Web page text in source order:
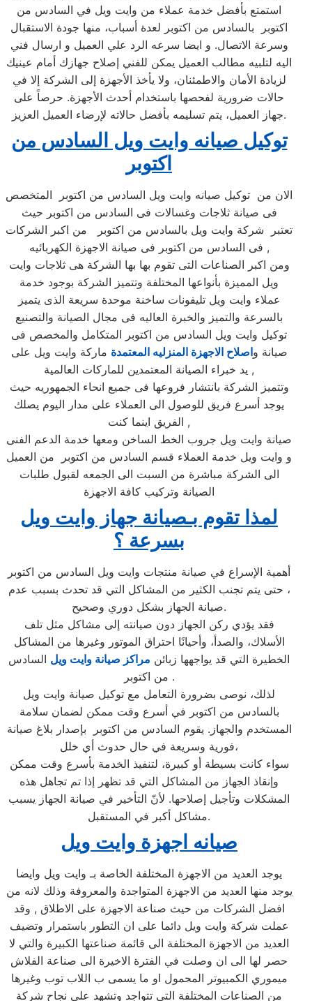
استمتع بأفضل خدمة عملاء من وايت ويل في السادس من
اكتوبر بالسادس من اكتوبر لعدة أسباب، منها جودة الاستقبال
وسرعة الاتصال. و ايضا سرعه الرد علي العميل و ارسال فني
اليه لتلبيه مطالب العميل يمكن للفني إصلاح جهازك أمام عينيك
لزيادة الأمان والاطمئنان، ولا يأخذ الأجهزة إلى الشركة إلا في
حالات ضرورية لفحصها باستخدام أحدث الأجهزة. حرصاً على
جهاز العميل، يتم تسليمه بأفضل حالاته لإرضاء العميل العزيز.
توكيل صيانه وايت ويل السادس من
اكتوبر
الان من توكيل صيانه وايت ويل السادس من اكتوبر المتخصص
فى صيانة ثلاجات وغسالات فى السادس من اكتوبر حيث
تعتبر شركة وايت ويل بالسادس من اكتوبر من اكبر الشركات
فى السادس من اكتوبر فى صيانة الاجهزة الكهربائيه ,
ومن اكبر الصناعات التى تقوم بها بها الشركة هى ثلاجات وايت
ويل المميزة بأنواعها المختلفة وتتميز الشركة بوجود خدمة
عملاء وايت ويل تليفونات ساخنة موحدة سريعة الذى يتميز
بالسرعة والتميز والخبرة العاليه فى مجال الصيانة والتصنيع
توكيل وايت ويل السادس من اكتوبر المتكامل والمخصص فى
صيانة واصلاح الاجهزة المنزليه المعتمدة ماركة وايت ويل على
يد خبراء الصيانة المعتمدين للماركات العالمية ,
وتتميز الشركة بانتشار فروعها فى جميع انحاء الجمهوريه حيث
يوجد أسرع فريق للوصول الى العملاء على مدار اليوم يصلك
الفريق اينما كنت ,
صيانة وايت ويل جروب الخط الساخن ومعها خدمة الدعم الفنى
و وايت ويل خدمة العملاء قسم السادس من اكتوبر من العميل
الى الشركة مباشرة من السبت الى الجمعه لقبول طلبات
الصيانة وتركيب كافة الاجهزة
لمذا تقوم بـصيانة جهاز وايت ويل
بسرعة ؟
أهمية الإسراع في صيانة منتجات وايت ويل السادس من اكتوبر
، حتى يتم تجنب الكثير من المشاكل التي قد تحدث بسبب عدم
صيانة الجهاز بشكل دوري وصحيح.
فقد يؤدي ركن الجهاز دون صيانته إلى مشاكل مثل تلف
الأسلاك، والصدأ، وأحيانًا احتراق الموتور وغيرها من المشاكل
الخطيرة التي قد يواجهها زبائن مراكز صيانة وايت ويل السادس
من اكتوبر .
لذلك، نوصى بضرورة التعامل مع توكيل صيانة وايت ويل
بالسادس من اكتوبر في أسرع وقت ممكن لضمان سلامة
المستخدم والجهاز. يقوم السادس من اكتوبر بإصدار بلاغ صيانة
فورية وسريعة في حال حدوث أي خلل،
سواء كانت بسيطة أو كبيرة، لتنفيذ الخدمة بأسرع وقت ممكن
وإنقاذ الجهاز من المشاكل التي قد تظهر إذا تم تجاهل هذه
المشكلات وتأجيل إصلاحها. لأنّ التأخير في صيانة الجهاز يسبب
مشاكل أكبر في المستقبل.
صيانه اجهزة وايت ويل
يوجد العديد من الاجهزة المختلفة الخاصة بـ وايت ويل وايضا
يوجد منها العديد من الاجهزة المتواجدة والمعروفة وذلك لانه من
افضل الشركات من حيث صناعة الاجهزة على الاطلاق , وقد
عملت شركة وايت ويل دائما على ان التطور باستمرار وتضيف
العديد من الاجهزة المختلفة الى قائمة صناعتها الكبيرة والتي لا
حصر لها الى ان وصلت في الفترة الاخيرة الى صناعة الفلاش
ميموري الكمبيوتر المحمول او ما يسمى ب اللاب توب وغيرها
من الصناعات المختلفة التي تتواجد وتشهد على نجاح شركة